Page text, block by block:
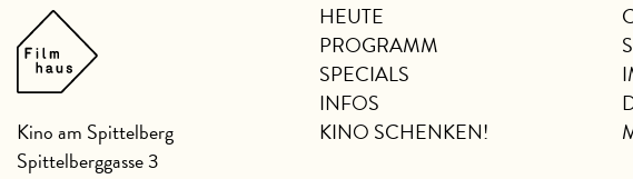
Kino am Spittelberg
Spittelberggasse 3
HEUTE
PROGRAMM
SPECIALS
INFOS
KINO SCHENKEN!